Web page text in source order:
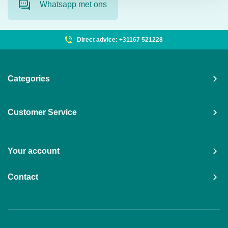
Whatsapp met ons
Direct advice: +31167 521228
Categories
Customer Service
Your account
Contact